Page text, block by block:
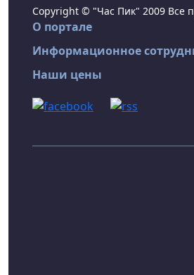
Copyright © "Час Пик" 2009 Все
О портале
Информационное
Наши цены